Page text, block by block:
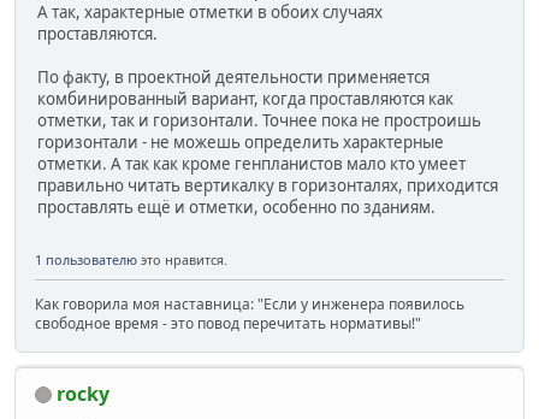
А так, характерные отметки в обоих случаях
проставляются.
По факту, в проектной деятельности применяется
комбинированный вариант, когда проставляются как
отметки, так и горизонтали. Точнее пока не простроишь
горизонтали - не можешь определить характерные
отметки. А так как кроме генпланистов мало кто умеет
правильно читать вертикалку в горизонталях, приходится
проставлять ещё и отметки, особенно по зданиям.
1 пользователю это нравится.
Как говорила моя наставница: "Если у инженера появилось
свободное время - это повод перечитать нормативы!"
rocky